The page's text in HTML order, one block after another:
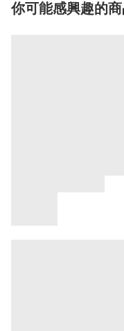
你可能感興趣的